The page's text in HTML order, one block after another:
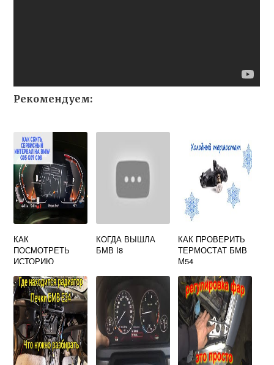
Рекомендуем:
КАК
ПОСМОТРЕТЬ
ИСТОРИЮ
BMW
КОГДА ВЫШЛА
БМВ I8
КАК ПРОВЕРИТЬ
ТЕРМОСТАТ БМВ
М54